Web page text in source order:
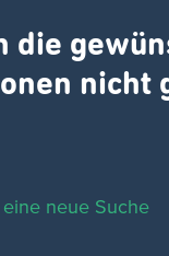
die
nicht
neue Suche